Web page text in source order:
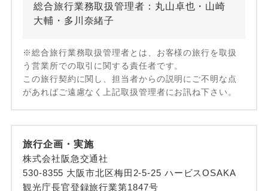
総合旅行業務取扱管理者：丸山卓也・山崎
大輔・多川奈緒子
※総合旅行業務取扱管理者とは、お客様の旅行を取扱
う営業所での取引に関する責任者です。
この旅行契約に関し、担当者からの説明にご不明な点
があればご遠慮なく上記取扱管理者にお訊ね下さい。
旅行企画・実施
株式会社阪急交通社
530-8355 大阪市北区梅田2-5-25 ハービスOSAKA
観光庁長官登録旅行業第1847号